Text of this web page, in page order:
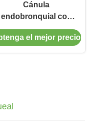
Cánula
endobronquial con
cámara de vídeo de
luz de PVC
el mejor precio